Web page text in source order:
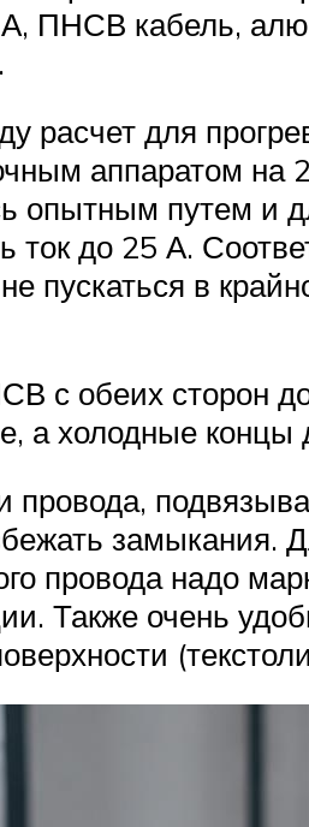
ПНСВ кабель,
расчет для
аппаратом
опытным путем и
ток до 25 А.
пускаться в
с обеих сторон
а холодные
провода,
замыкания.
провода надо
Также очень